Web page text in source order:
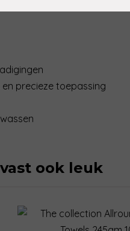
precieze toepassing
ook leuk
Dit